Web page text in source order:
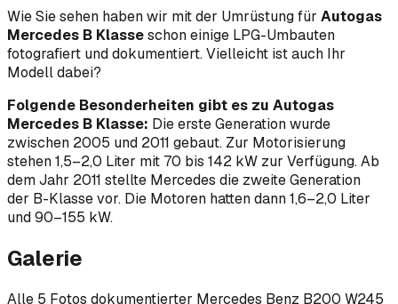
Wie Sie sehen haben wir mit der Umrüstung für Autogas
Mercedes B Klasseschon einige LPG-Umbauten
fotografiert und dokumentiert. Vielleicht ist auch Ihr
Modell dabei?
Folgende Besonderheiten gibt es zu Autogas
Mercedes B Klasse: Die erste Generation wurde
zwischen 2005 und 2011 gebaut. Zur Motorisierung
stehen 1,5–2,0 Liter mit 70 bis 142 kW zur Verfügung. Ab
dem Jahr 2011 stellte Mercedes die zweite Generation
der B-Klasse vor. Die Motoren hatten dann 1,6–2,0 Liter
und 90–155 kW.
Galerie
Alle 5 Fotos dokumentierter Mercedes Benz B200 W245